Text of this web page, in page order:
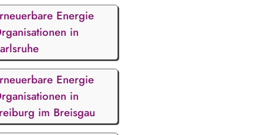
Energie
in
Energie
in
im Breisgau